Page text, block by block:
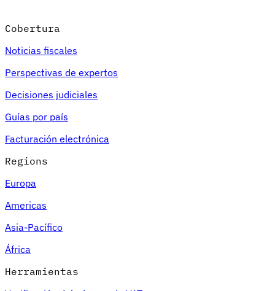
Cobertura
Noticias fiscales
Perspectivas de expertos
Decisiones judiciales
Guías por país
Facturación electrónica
Regions
Europa
Americas
Asia-Pacífico
África
Herramientas